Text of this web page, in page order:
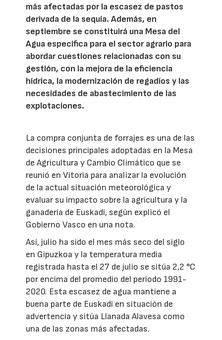
más afectadas por la escasez de pastos
derivada de la sequía. Además, en
septiembre se constituirá una Mesa del
Agua específica para el sector agrario para
abordar cuestiones relacionadas con su
gestión, con la mejora de la eficiencia
hídrica, la modernización de regadíos y las
necesidades de abastecimiento de las
explotaciones.
La compra conjunta de forrajes es una de las
decisiones principales adoptadas en la Mesa
de Agricultura y Cambio Climático que se
reunió en Vitoria para analizar la evolución
de la actual situación meteorológica y
evaluar su impacto sobre la agricultura y la
ganadería de Euskadi, según explicó el
Gobierno Vasco en una nota.
Así, julio ha sido el mes más seco del siglo
en Gipuzkoa y la temperatura media
registrada hasta el 27 de julio se sitúa 2,2 °C
por encima del promedio del periodo 1991-
2020. Esta escasez de agua mantiene a
buena parte de Euskadi en situación de
advertencia y sitúa Llanada Alavesa como
una de las zonas más afectadas.